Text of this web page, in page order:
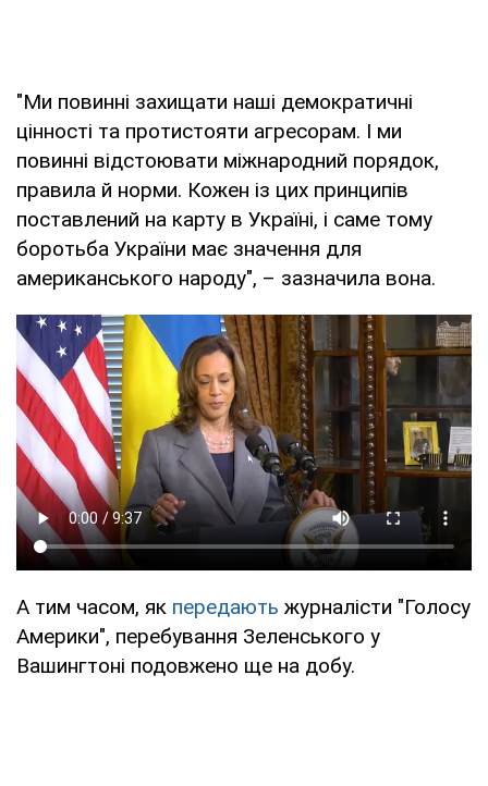
"Ми повинні захищати наші демократичні
цінності та протистояти агресорам. І ми
повинні відстоювати міжнародний порядок,
правила й норми. Кожен із цих принципів
поставлений на карту в Україні, і саме тому
боротьба України має значення для
американського народу", – зазначила вона.
А тим часом, як передають журналісти "Голосу
Америки", перебування Зеленського у
Вашингтоні подовжено ще на добу.